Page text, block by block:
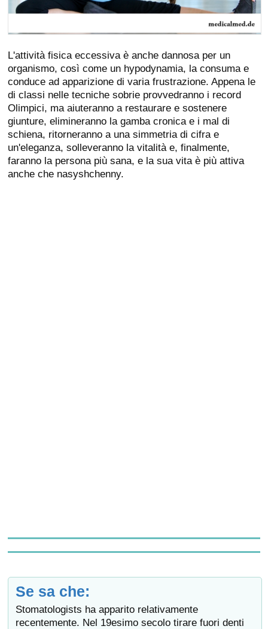
L'attività fisica eccessiva è anche dannosa per un
organismo, così come un hypodynamia, la consuma e
conduce ad apparizione di varia frustrazione. Appena le
di classi nelle tecniche sobrie provvedranno i record
Olimpici, ma aiuteranno a restaurare e sostenere
giunture, elimineranno la gamba cronica e i mal di
schiena, ritorneranno a una simmetria di cifra e
un'eleganza, solleveranno la vitalità e, finalmente,
faranno la persona più sana, e la sua vita è più attiva
anche che nasyshchenny.
Se sa che:
Stomatologists ha apparito relativamente
recentemente. Nel 19esimo secolo tirare fuori denti